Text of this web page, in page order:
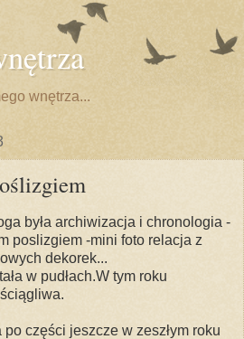
wnętrza...
była archiwizacja i chronologia -
poslizgiem -mini foto relacja z
dekorek...
w pudłach.W tym roku
po części jeszcze w zeszłym roku